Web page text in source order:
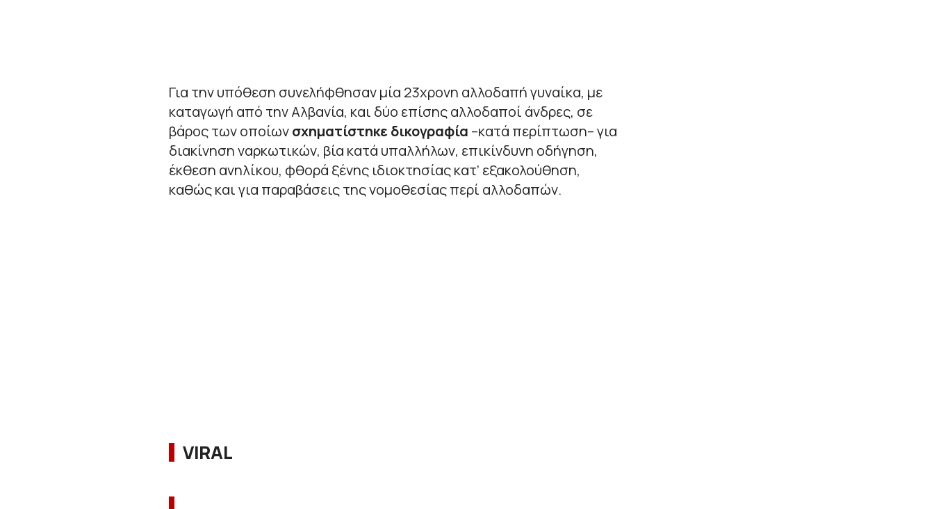
Για την υπόθεση συνελήφθησαν μία 23χρονη αλλοδαπή γυναίκα, με
καταγωγή από την Αλβανία, και δύο επίσης αλλοδαποί άνδρες, σε
βάρος των οποίωνσχηματίστηκε δικογραφία –κατά περίπτωση– για
διακίνηση ναρκωτικών, βία κατά υπαλλήλων, επικίνδυνη οδήγηση,
έκθεση ανηλίκου, φθορά ξένης ιδιοκτησίας κατ’ εξακολούθηση,
καθώς και για παραβάσεις της νομοθεσίας περί αλλοδαπών.
VIRAL